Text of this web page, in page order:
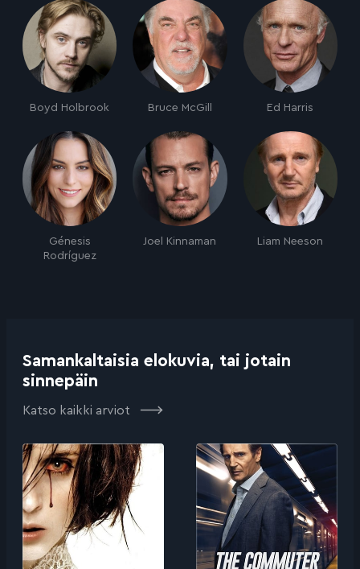
Boyd Holbrook Bruce McGill Ed Harris
Génesis
Rodríguez
Joel Kinnaman Liam Neeson
Samankaltaisia elokuvia, tai jotain
sinnepäin
Katso kaikki arviot